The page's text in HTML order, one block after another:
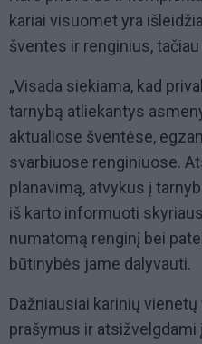
kariai visuomet yra
šventes ir renginius,
„Visada siekiama, kad
tarnybą atliekantys
aktualiose šventėse,
svarbiuose renginiuose.
planavimą, atvykus į
iš karto informuoti
numatomą renginį bei
būtinybės jame dalyvauti.
Dažniausiai karinių
prašymus ir